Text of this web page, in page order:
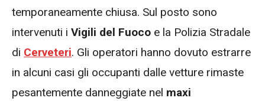
temporaneamente chiusa. Sul posto sono
intervenuti i Vigili del Fuoco e la Polizia Stradale
di Cerveteri. Gli operatori hanno dovuto estrarre
in alcuni casi gli occupanti dalle vetture rimaste
pesantemente danneggiate nel maxi